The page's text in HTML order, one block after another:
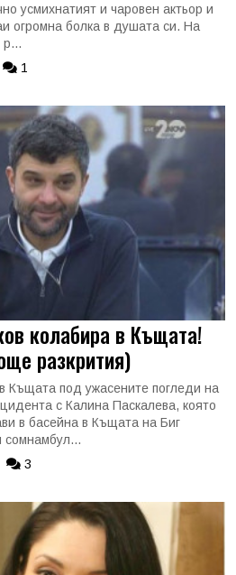
усмихнатият и чаровен актьор и
огромна болка в душата си. На
р...
1
колабира в Къщата!
разкрития)
Къщата под ужасените погледи на
с Калина Паскалева, която
в басейна в Къщата на Биг
3